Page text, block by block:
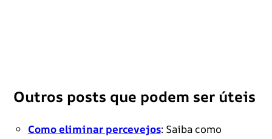
Outros posts que podem ser úteis
Como eliminar percevejos: Saiba como